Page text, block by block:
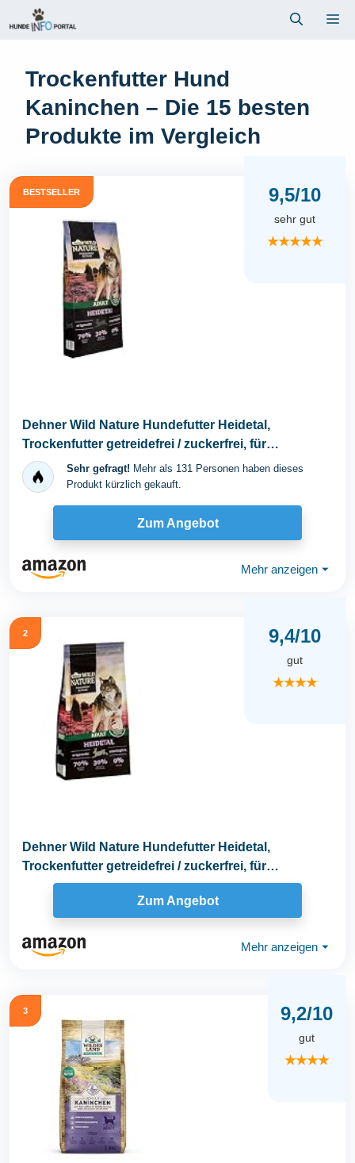
Inhalt
Trockenfutter Hund
Kaninchen – Die 15 besten
Produkte im Vergleich
BESTSELLER 9,5/10
sehr gut
★★★★★
Dehner Wild Nature Hundefutter Heidetal,
Trockenfutter getreidefrei / zuckerfrei, für
ausgewachsene...
Sehr gefragt! Mehr als 131 Personen haben dieses
Produkt kürzlich gekauft.
Zum Angebot
Mehr anzeigen ⏷
2 9,4/10
gut
★★★★
Dehner Wild Nature Hundefutter Heidetal,
Trockenfutter getreidefrei / zuckerfrei, für
ausgewachsene...
Zum Angebot
Mehr anzeigen ⏷
3 9,2/10
gut
★★★★